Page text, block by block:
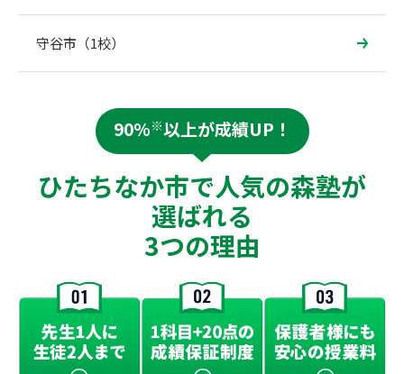
守谷市（1校）
90%※以上が成績UP！
ひたちなか市で人気の森塾が
選ばれる
3つの理由